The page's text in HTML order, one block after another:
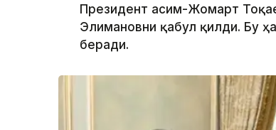
Президент Қасим-Жомарт
Элимановни қабул қилди. Бу
беради.